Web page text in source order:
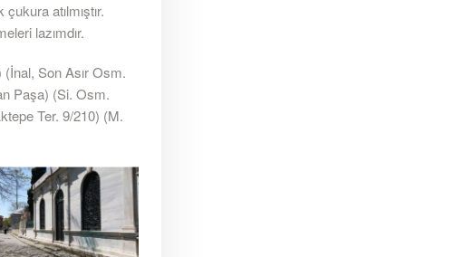
atılmıştır.
lazımdır.
Son Asır Osm.
Paşa) (Si. Osm.
Ter. 9/210) (M.